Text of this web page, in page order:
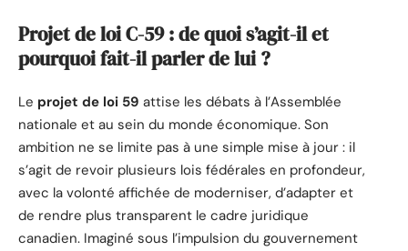
Projet de loi C-59 : de quoi s’agit-il et
pourquoi fait-il parler de lui ?
Le projet de loi 59 attise les débats à l’Assemblée
nationale et au sein du monde économique. Son
ambition ne se limite pas à une simple mise à jour : il
s’agit de revoir plusieurs lois fédérales en profondeur,
avec la volonté affichée de moderniser, d’adapter et
de rendre plus transparent le cadre juridique
canadien. Imaginé sous l’impulsion du gouvernement